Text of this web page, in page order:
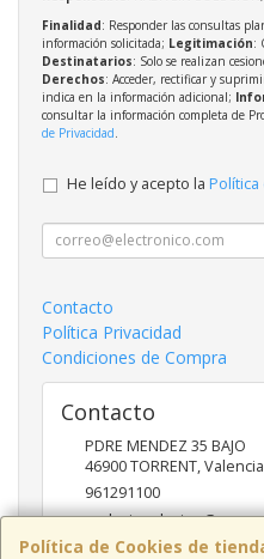
Política de Cookies de
Finalidad: Responder las consultas
información solicitada; Legitimación:
Destinatarios: Solo se realizan
Derechos: Acceder, rectificar y
indica en la información adicional;
consultar la información completa de
de Privacidad
He leído y acepto la Política
Contacto
Política Privacidad
Condiciones de Compra
Contacto
PDRE MENDEZ 35 BAJO
46900TORRENT,Valencia
961291100